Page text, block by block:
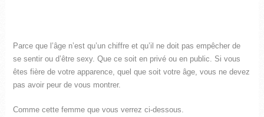
Parce que l’âge n’est qu’un chiffre et qu’il ne doit pas empêcher de
se sentir ou d’être sexy. Que ce soit en privé ou en public. Si vous
êtes fière de votre apparence, quel que soit votre âge, vous ne devez
pas avoir peur de vous montrer.
Comme cette femme que vous verrez ci-dessous.